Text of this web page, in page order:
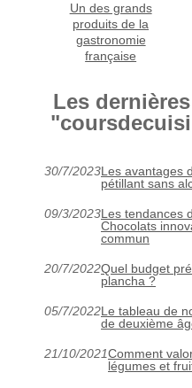
Un des grands
produits de la
gastronomie
française
Les
30/7/2023Les avantages
pétillant sans
09/3/2023Les tendances
Chocolats
commun
20/7/2022Quel budget
plancha ?
05/7/2022Le tableau de
de deuxième
21/10/2021Comment
légumes et